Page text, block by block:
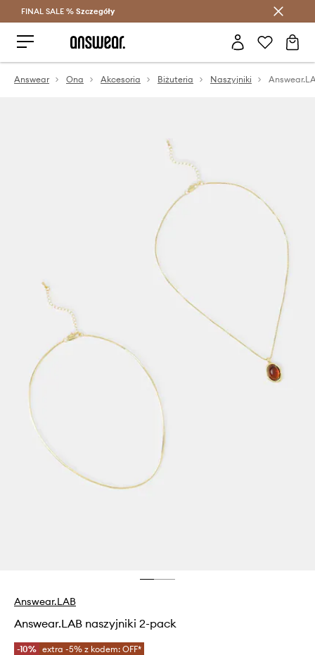
Oszczędzaj z Answear Club >
FINAL SALE % Szczegóły
Answear Ona Akcesoria Biżuteria Naszyjniki
Answear.LAB
Answear.LAB naszyjniki 2-pack
-10% extra -5% z kodem: OFF*